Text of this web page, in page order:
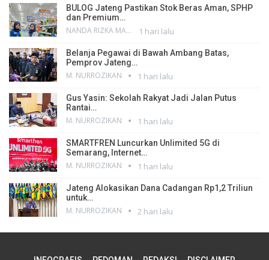
BULOG Jateng Pastikan Stok Beras Aman, SPHP
dan Premium…
NANDA RIZKA MAHENDRA 1 hari lalu
Belanja Pegawai di Bawah Ambang Batas,
Pemprov Jateng…
M. NURROZIKAN 1 hari lalu
Gus Yasin: Sekolah Rakyat Jadi Jalan Putus
Rantai…
M. NURROZIKAN 1 hari lalu
SMARTFREN Luncurkan Unlimited 5G di
Semarang, Internet…
M. NURROZIKAN 1 hari lalu
Jateng Alokasikan Dana Cadangan Rp1,2 Triliun
untuk…
M. NURROZIKAN 2 hari lalu